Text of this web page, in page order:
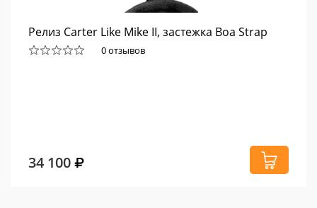
Релиз Carter Like Mike II, застежка Boa Strap
0 отзывов
34 100